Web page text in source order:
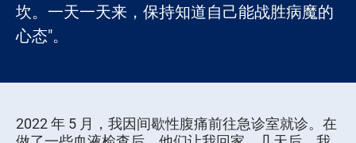
坎。一天一天来，保持知道自己能战胜病魔的
心态"。
2022 年 5 月，我因间歇性腹痛前往急诊室就诊。在